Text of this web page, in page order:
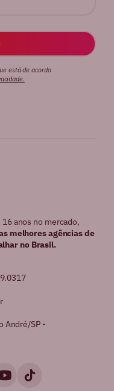
anos no mercado,
melhores agências de
no Brasil.
André/SP -
está de acordo